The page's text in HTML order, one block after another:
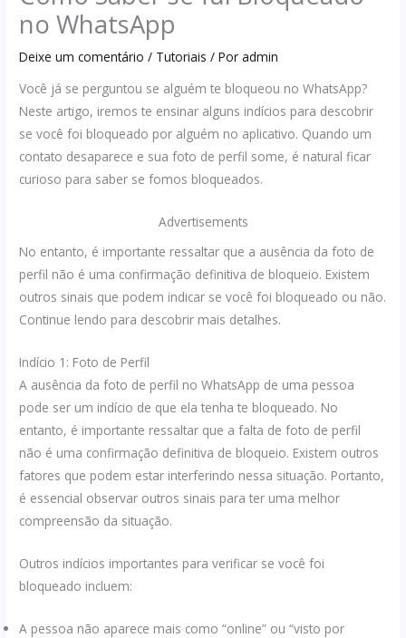
no WhatsApp
Deixe um comentário / Tutoriais / Poradmin
Você já se perguntou se alguém te bloqueou no WhatsApp?
Neste artigo, iremos te ensinar alguns indícios para descobrir
se você foi bloqueado por alguém no aplicativo. Quando um
contato desaparece e sua foto de perfil some, é natural ficar
curioso para saber se fomos bloqueados.
Advertisements
No entanto, é importante ressaltar que a ausência da foto de
perfil não é uma confirmação definitiva de bloqueio. Existem
outros sinais que podem indicar se você foi bloqueado ou não.
Continue lendo para descobrir mais detalhes.
Indício 1: Foto de Perfil
A ausência da foto de perfil no WhatsApp de uma pessoa
pode ser um indício de que ela tenha te bloqueado. No
entanto, é importante ressaltar que a falta de foto de perfil
não é uma confirmação definitiva de bloqueio. Existem outros
fatores que podem estar interferindo nessa situação. Portanto,
é essencial observar outros sinais para ter uma melhor
compreensão da situação.
Outros indícios importantes para verificar se você foi
bloqueado incluem:
A pessoa não aparece mais como “online” ou “visto por